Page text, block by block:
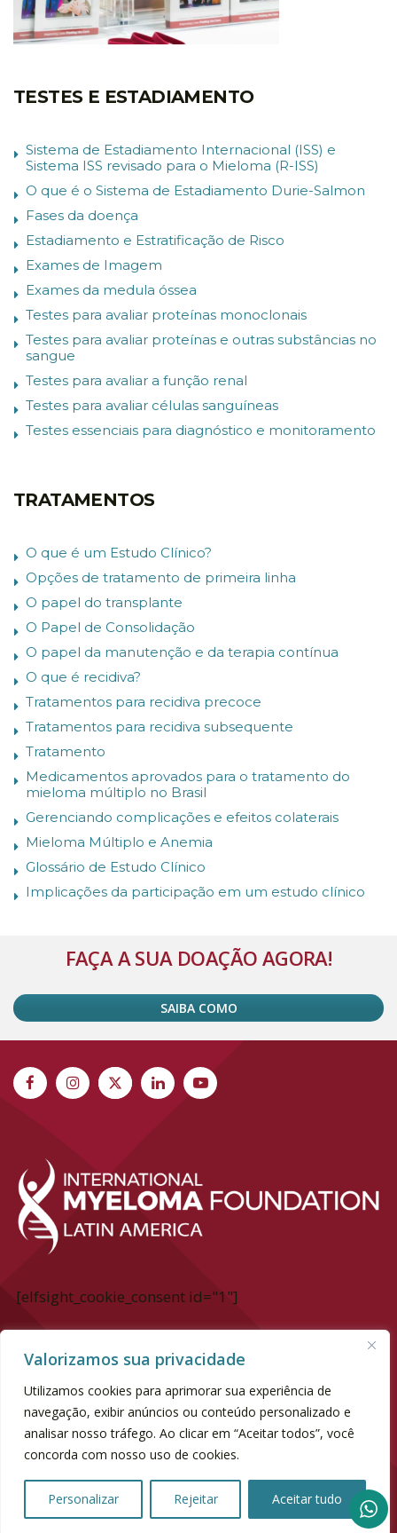
Valorizamos sua privacidade
Utilizamos cookies para aprimorar sua experiência de
navegação, exibir anúncios ou conteúdo personalizado e
analisar nosso tráfego. Ao clicar em “Aceitar todos”, você
concorda com nosso uso de cookies.
Personalizar Rejeitar Aceitar tudo
TESTES E ESTADIAMENTO
Sistema de Estadiamento Internacional (ISS) e
Sistema ISS revisado para o Mieloma (R-ISS)
O que é o Sistema de Estadiamento Durie-Salmon
Fases da doença
Estadiamento e Estratificação de Risco
Exames de Imagem
Exames da medula óssea
Testes para avaliar proteínas monoclonais
Testes para avaliar proteínas e outras substâncias no
sangue
Testes para avaliar a função renal
Testes para avaliar células sanguíneas
Testes essenciais para diagnóstico e monitoramento
TRATAMENTOS
O que é um Estudo Clínico?
Opções de tratamento de primeira linha
O papel do transplante
O Papel de Consolidação
O papel da manutenção e da terapia contínua
O que é recidiva?
Tratamentos para recidiva precoce
Tratamentos para recidiva subsequente
Tratamento
Medicamentos aprovados para o tratamento do
mieloma múltiplo no Brasil
Gerenciando complicações e efeitos colaterais
Mieloma Múltiplo e Anemia
Glossário de Estudo Clínico
Implicações da participação em um estudo clínico
FAÇA A SUA DOAÇÃO AGORA!
SAIBA COMO
[elfsight_cookie_consent id="1"]
International Myeloma Foundation Latin
Av. Dr. chucri Zaidan, 940 - 6° andar
Market Place Tower II | Vila Cordeiro
SP | CEP 04583-110
><(((º> 17